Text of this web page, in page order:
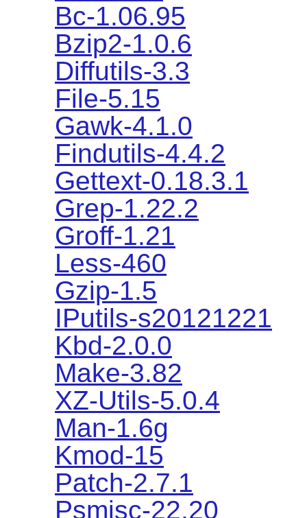
Bc-1.06.95
Bzip2-1.0.6
Diffutils-3.3
File-5.15
Gawk-4.1.0
Findutils-4.4.2
Gettext-0.18.3.1
Grep-1.22.2
Groff-1.21
Less-460
Gzip-1.5
IPutils-s20121221
Kbd-2.0.0
Make-3.82
XZ-Utils-5.0.4
Man-1.6g
Kmod-15
Patch-2.7.1
Psmisc-22.20